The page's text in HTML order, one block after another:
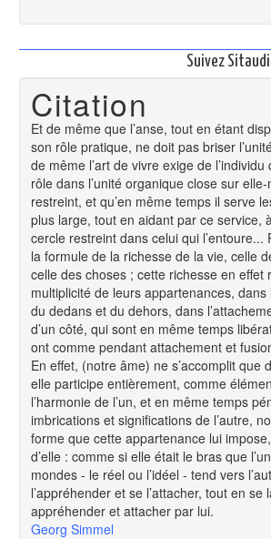
Suivez
Citation
Et de même que l’anse, tout en étant
son rôle pratique, ne doit pas briser
de même l’art de vivre exige de l’individu
rôle dans l’unité organique close sur
restreint, et qu’en même temps il serve
plus large, tout en aidant par ce service,
cercle restreint dans celui qui l’entoure...
la formule de la richesse de la vie, celle
celle des choses ; cette richesse en effet
multiplicité de leurs appartenances,
du dedans et du dehors, dans
d’un côté, qui sont en même temps
ont comme pendant attachement et
En effet, (notre âme) ne s’accomplit que
elle participe entièrement, comme
l’harmonie de l’un, et en même temps
imbrications et significations de l’autre,
forme que cette appartenance lui
d’elle : comme si elle était le bras que
mondes - le réel ou l’idéel - tend vers
l’appréhender et se l’attacher, tout en se
appréhender et attacher par lui.
Georg Simmel